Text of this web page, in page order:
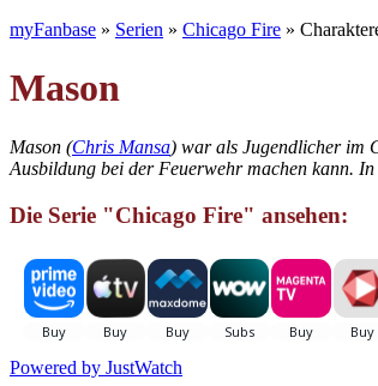
myFanbase » Serien » Chicago Fire »
Mason
Mason (Chris Mansa) war als Jugendlicher im
Ausbildung bei der Feuerwehr machen kann. In
Die Serie "Chicago Fire" ansehen:
Powered by JustWatch